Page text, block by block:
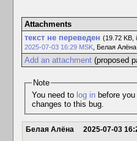
Attachments
текст не переведен (19.72 KB,
2025-07-03 16:29 MSK, Белая Алёна
Add an attachment(proposed
Note
You need to log inbefore you can comment on or make
changes to this bug.
Белая Алёна 2025-07-03